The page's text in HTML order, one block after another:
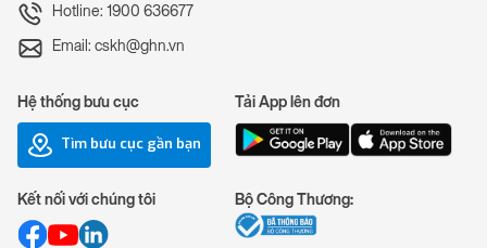
Hotline: 1900 636677
Email: cskh@ghn.vn
Hệ thống bưu cục
Tìm bưu cục gần bạn
Tải App lên đơn
Kết nối với chúng tôi Bộ Công Thương: